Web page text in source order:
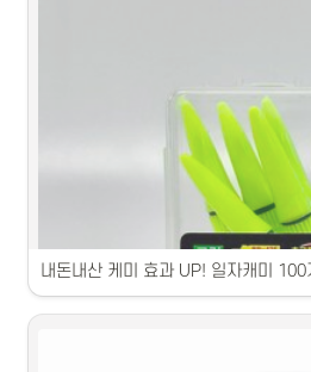
1. 이 바구니는 휴대하기 간편하고 용량이
튼한 소재로 제작되었습니다.3. 다양한 색
만족시킵니다.4. 수납 공간이 넉넉하여 다
다.5. 각종 활동에 활용하기에 최적화된 다
내돈내산 케미 효과 UP! 일자캐미